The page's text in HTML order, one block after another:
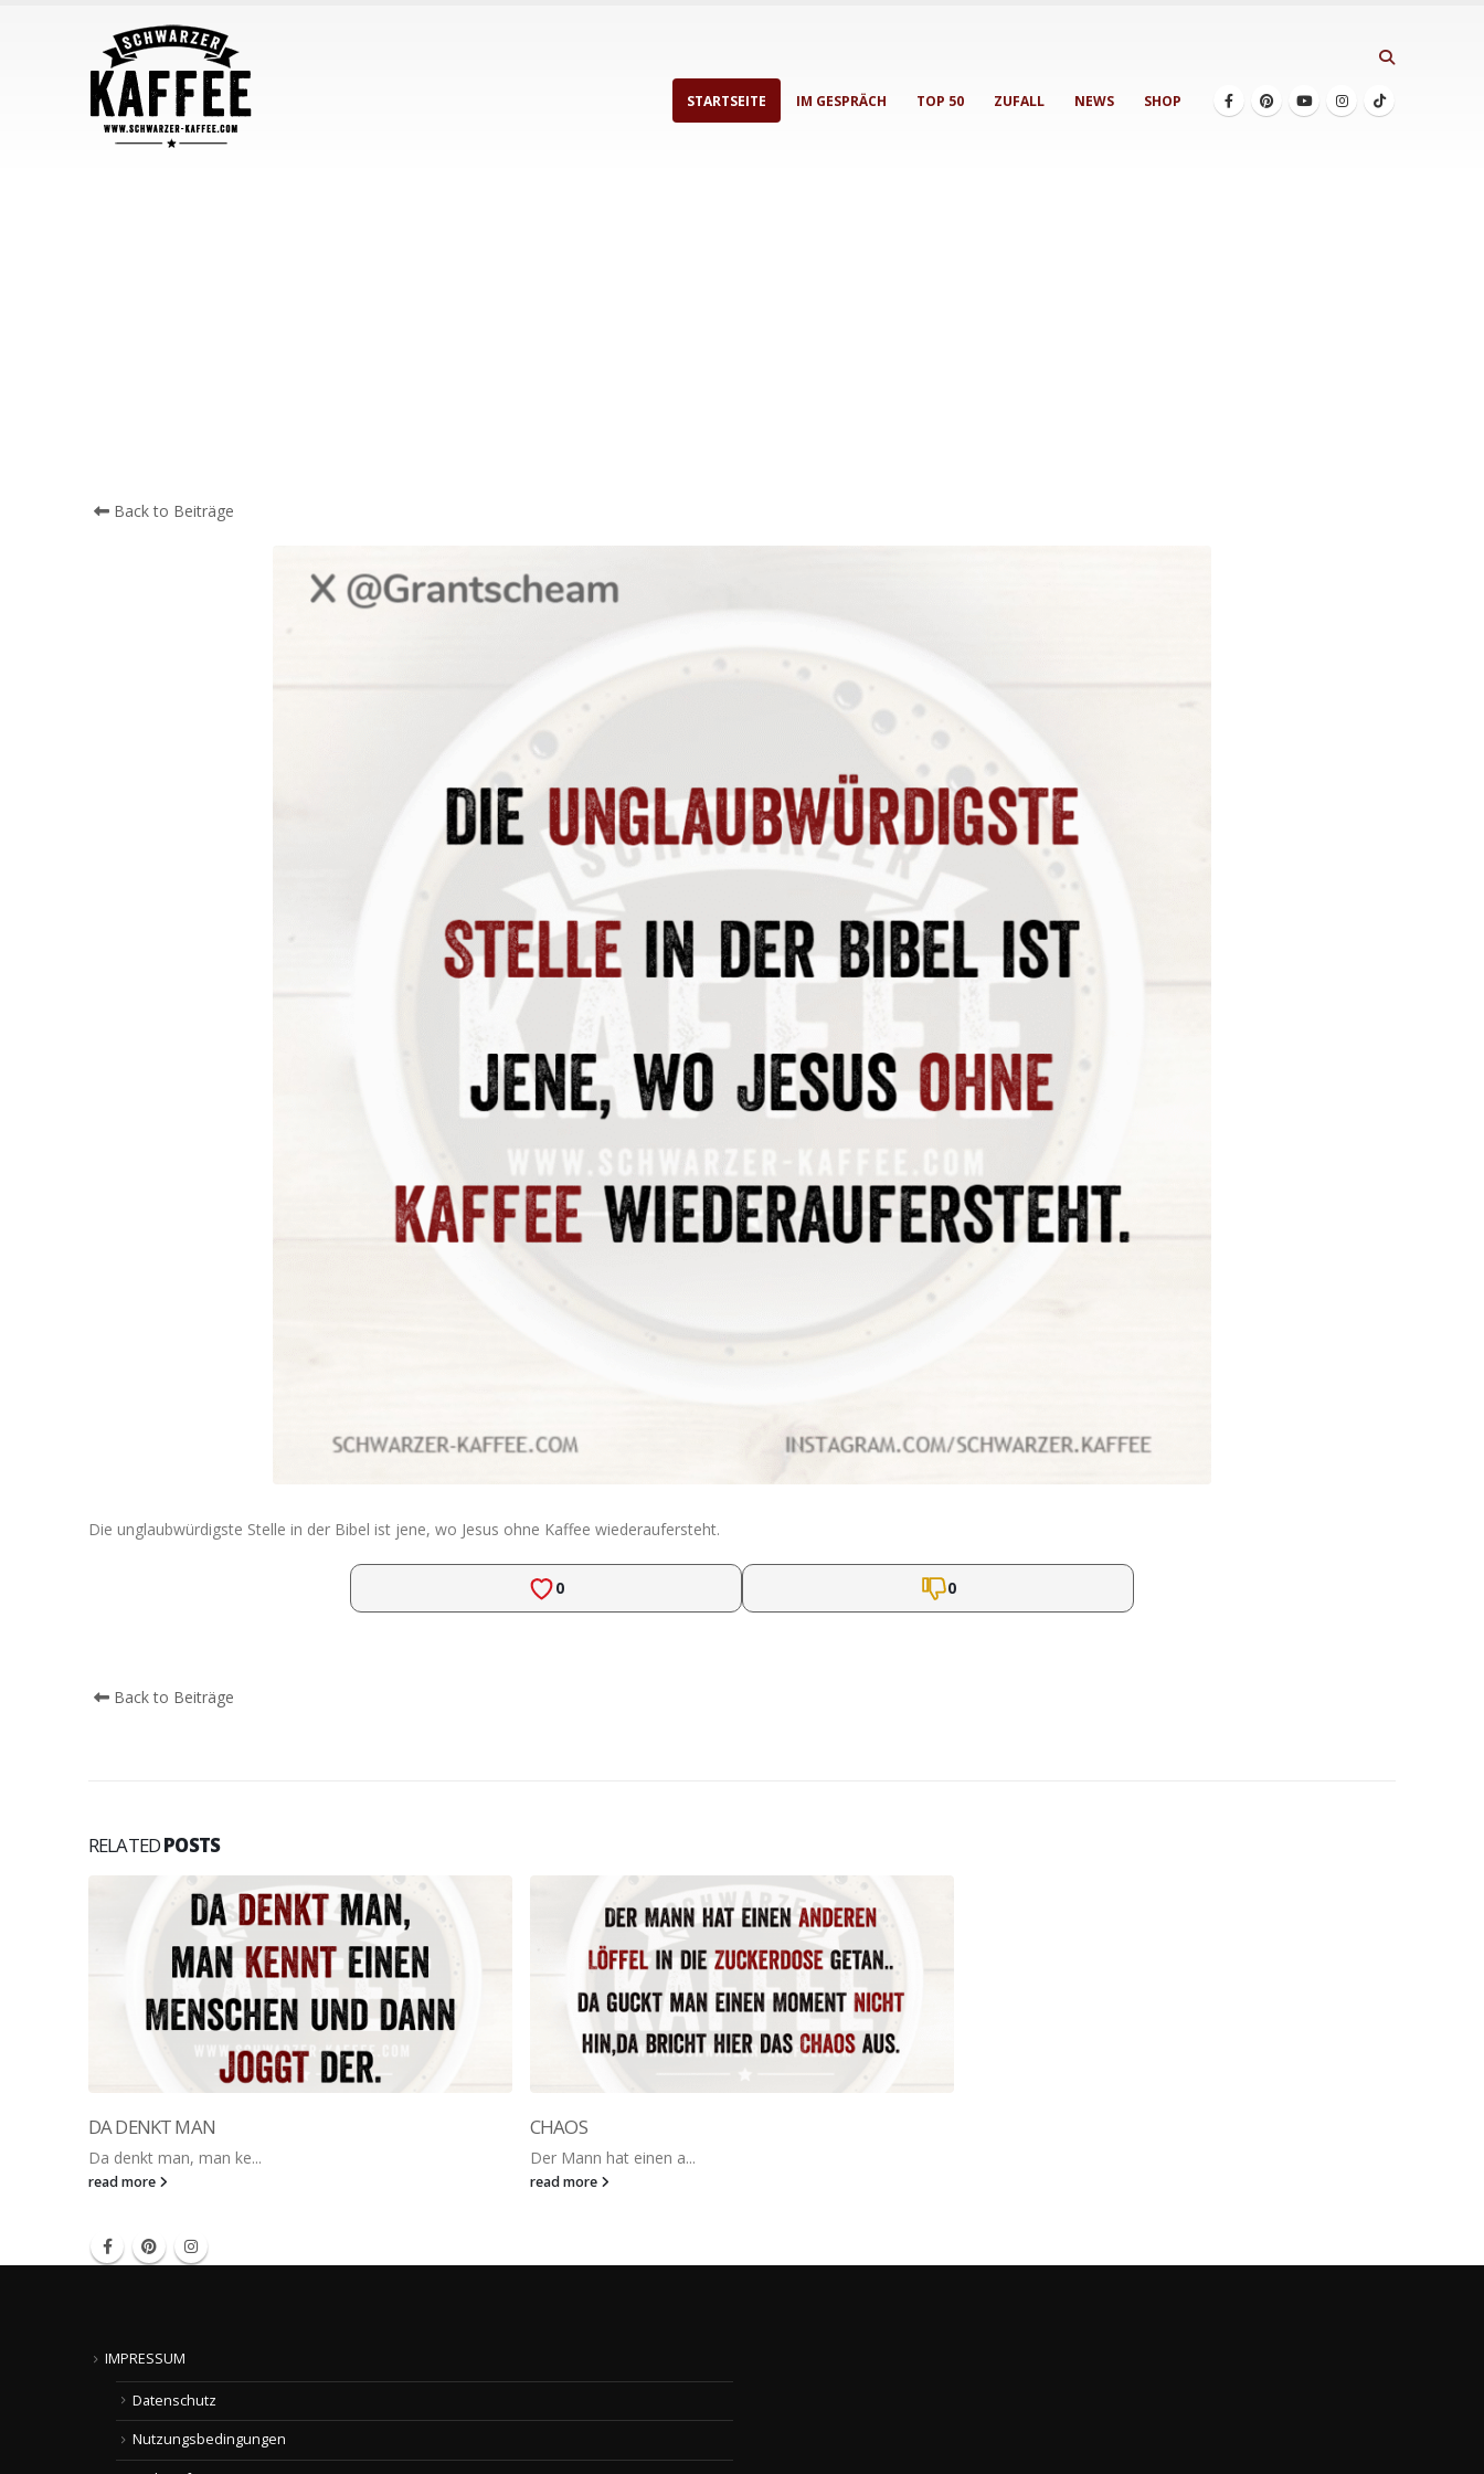
STARTSEITE IM GESPRÄCH TOP 50 ZUFALL NEWS SHOP
Back to Beiträge
Die unglaubwürdigste Stelle in der Bibel ist jene, wo Jesus ohne Kaffee wiederaufersteht.
0 0
Back to Beiträge
RELATEDPOSTS
DA DENKT MAN
Da denkt man, man ke...
read more
CHAOS
Der Mann hat einen a...
read more
IMPRESSUM
Datenschutz
Nutzungsbedingungen